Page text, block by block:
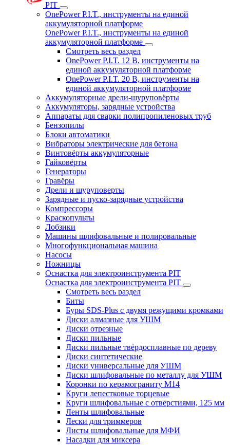
PIT
OnePower P.I.T., инструменты на единой
аккумуляторной платформе
OnePower P.I.T., инструменты на единой
аккумуляторной платформе
Смотреть весь раздел
OnePower P.I.T. 12 В, инструменты на
единой аккумуляторной платформе
OnePower P.I.T. 20 В, инструменты на
единой аккумуляторной платформе
Аккумуляторные дрели-шуруповёрты
Аккумуляторы, зарядные устройства
Аппараты для сварки полипропиленовых труб
Бензопилы
Блоки автоматики
Вибраторы электрические для бетона
Винтовёрты аккумуляторные
Гайковёрты
Генераторы
Гравёры
Дрели и шуруповерты
Зарядные и пуско-зарядные устройства
Компрессоры
Краскопульты
Лобзики
Машины шлифовальные и полировальные
Многофункциональная машина
Насосы
Ножницы
Оснастка для электроинструмента PIT
Оснастка для электроинструмента PIT
Смотреть весь раздел
Биты
Буры SDS-Plus c двумя режущими кромками
Диски алмазные для УШМ
Диски отрезные
Диски пильные
Диски пильные твёрдосплавные по дереву
Диски синтетические
Диски универсальные для УШМ
Диски шлифовальные по металлу для УШМ
Коронки по керамограниту M14
Круги лепестковые торцевые
Круги шлифовальные с отверстиями, 125 мм
Ленты шлифовальные
Лески для триммеров
Листы шлифовальные для МФИ
Насадки для миксера